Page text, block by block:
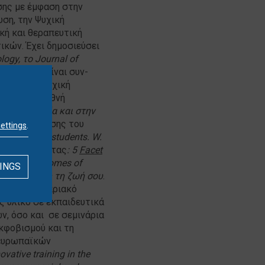
με έμφαση στην
την Ψυχική
και θεραπευτική
Έχει δημοσιεύσει
τοJournal of
Είναι συν-
την ψυχική
διεθνή
και στην
έκδοσης του
students. W.
: 5Facet
Outcomes of
τη ζωή σου.
ελληνοκυπριακό
υλικό σε εκπαιδευτικά
όσο και σε σεμινάρια
και τη
training in the